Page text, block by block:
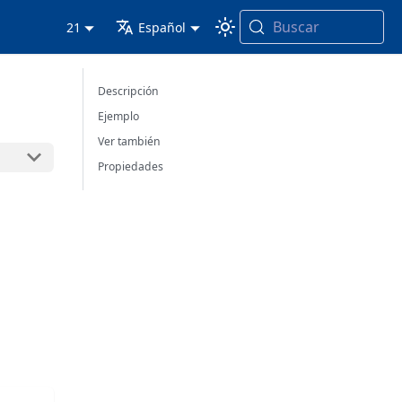
21 Español Buscar
Descripción
Ejemplo
Ver también
Propiedades